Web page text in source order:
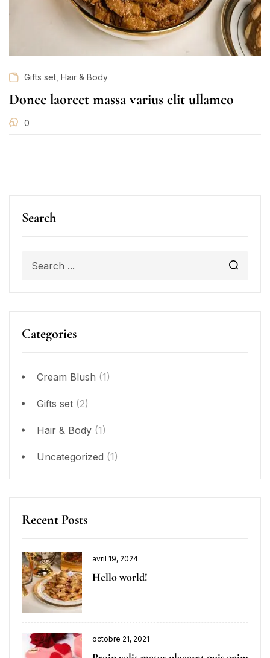
Search
Categories
Cream Blush (1)
Gifts set (2)
Hair & Body (1)
Uncategorized (1)
Recent Posts
avril 19, 2024
Hello world!
octobre 21, 2021
Gifts set Hair & Body
Donec laoreet massa varius elit ullamco
0